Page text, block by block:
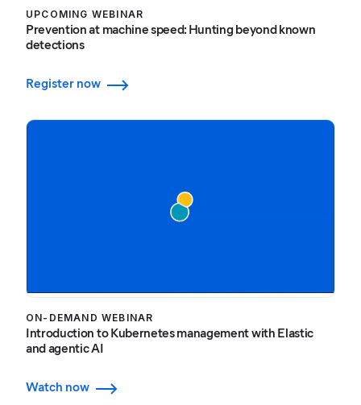
UPCOMING WEBINAR
Prevention at machine speed: Hunting beyond known
detections
Register now
ON-DEMAND WEBINAR
Introduction to Kubernetes management with Elastic
and agentic AI
Watch now